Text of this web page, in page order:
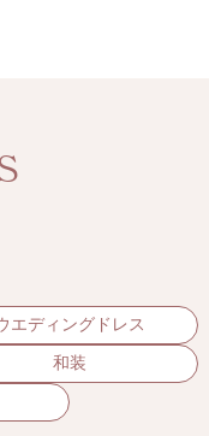
エディングドレス
和装